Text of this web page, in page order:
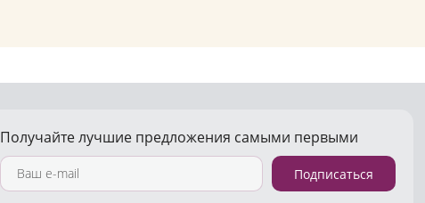
Получайте лучшие предложения самыми первыми
Подписаться